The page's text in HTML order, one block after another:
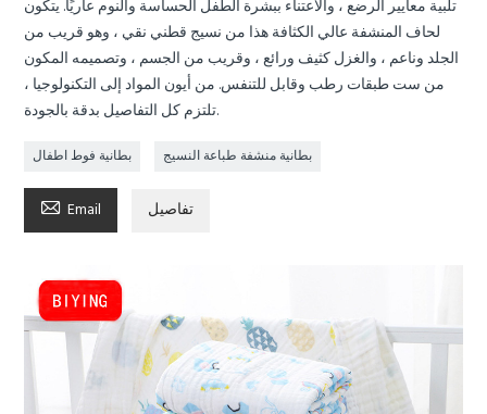
تلبية معايير الرضع ، والاعتناء ببشرة الطفل الحساسة والنوم عاريًا. يتكون
لحاف المنشفة عالي الكثافة هذا من نسيج قطني نقي ، وهو قريب من
الجلد وناعم ، والغزل كثيف ورائع ، وقريب من الجسم ، وتصميمه المكون
من ست طبقات رطب وقابل للتنفس. من أيون المواد إلى التكنولوجيا ،
تلتزم كل التفاصيل بدقة بالجودة.
بطانية فوط اطفال بطانية منشفة طباعة النسيج
 Email تفاصيل